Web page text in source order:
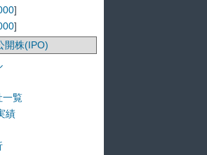
]
]
開株(IPO)
一覧
績